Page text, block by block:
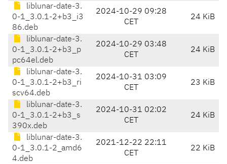
liblunar-date-3.
0-1_3.0.1-2+b3_i3
86.deb
2024-10-29 09:28
CET
24 KiB
liblunar-date-3.
0-1_3.0.1-2+b3_p
pc64el.deb
2024-10-29 03:48
CET
24 KiB
liblunar-date-3.
0-1_3.0.1-2+b3_ri
scv64.deb
2024-10-31 03:09
CET
23 KiB
liblunar-date-3.
0-1_3.0.1-2+b3_s
390x.deb
2024-10-31 02:02
CET
24 KiB
liblunar-date-3.
0-1_3.0.1-2_amd6
4.deb
2021-12-22 22:11
CET
22 KiB